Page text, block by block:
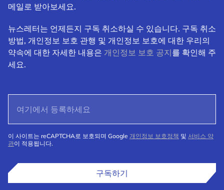
메일로 받아보세요.
뉴스레터는 언제든지 구독 취소하실 수 있습니다. 구독 취소
방법, 개인정보 보호 관행 및 개인정보 보호에 대한 우리의
약속에 대한 자세한 내용은 개인정보 보호 공지를 확인해 주
세요.
이 사이트는 reCAPTCHA로 보호되며 Google 개인정보 보호정책 및 서비스 약
관이 적용됩니다.
구독하기